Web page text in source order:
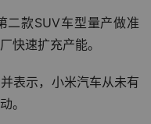
二款SUV车型量产做准
快速扩充产能。
表示，小米汽车从未有
。